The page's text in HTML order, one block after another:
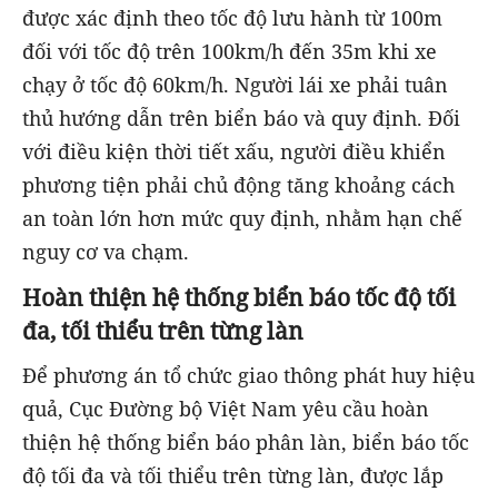
được xác định theo tốc độ lưu hành từ 100m
đối với tốc độ trên 100km/h đến 35m khi xe
chạy ở tốc độ 60km/h. Người lái xe phải tuân
thủ hướng dẫn trên biển báo và quy định. Đối
với điều kiện thời tiết xấu, người điều khiển
phương tiện phải chủ động tăng khoảng cách
an toàn lớn hơn mức quy định, nhằm hạn chế
nguy cơ va chạm.
Hoàn thiện hệ thống biển báo tốc độ tối
đa, tối thiểu trên từng làn
Để phương án tổ chức giao thông phát huy hiệu
quả, Cục Đường bộ Việt Nam yêu cầu hoàn
thiện hệ thống biển báo phân làn, biển báo tốc
độ tối đa và tối thiểu trên từng làn, được lắp